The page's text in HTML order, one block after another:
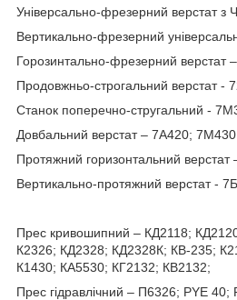
Універсально-фрезерний верстат
Вертикально-фрезерний
Горозинтально-фрезерний верстат
Продовжньо-строгальний верстат -
Станок поперечно-стругальний -
Довбальний верстат – 7А420; 7М430
Протяжний горизонтальний
Вертикально-протяжний верстат -
Прес кривошипний – КД2118;
К2326; КД2328; КД2328К; КВ-235;
К1430; КА5530; КГ2132; КВ2132;
Прес гідравлічний – П6326; PYE